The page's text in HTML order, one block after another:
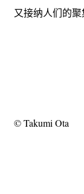
又接纳人们的聚
© Takumi Ota